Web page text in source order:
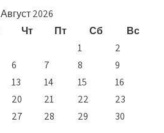
Август 2026
Чт Пт Сб
Вс
1
2
6 7 8
9
13 14 15
16
20 21 22
23
27 28 29
30